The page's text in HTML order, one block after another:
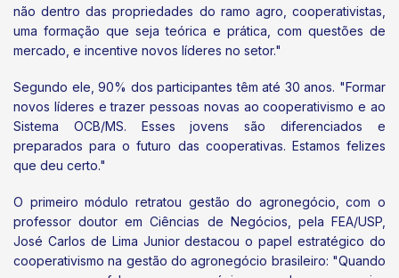
não dentro das propriedades do ramo agro, cooperativistas,
uma formação que seja teórica e prática, com questões de
mercado, e incentive novos líderes no setor."
Segundo ele, 90% dos participantes têm até 30 anos. "Formar
novos líderes e trazer pessoas novas ao cooperativismo e ao
Sistema OCB/MS. Esses jovens são diferenciados e
preparados para o futuro das cooperativas. Estamos felizes
que deu certo."
O primeiro módulo retratou gestão do agronegócio, com o
professor doutor em Ciências de Negócios, pela FEA/USP,
José Carlos de Lima Junior destacou o papel estratégico do
cooperativismo na gestão do agronegócio brasileiro: "Quando